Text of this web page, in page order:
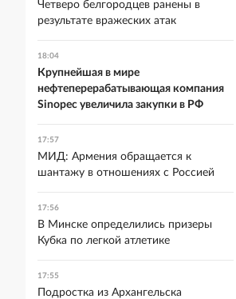
Четверо белгородцев ранены в
результате вражеских атак
18:04
Крупнейшая в мире
нефтеперерабатывающая компания
Sinopec увеличила закупки в РФ
17:57
МИД: Армения обращается к
шантажу в отношениях с Россией
17:56
В Минске определились призеры
Кубка по легкой атлетике
17:55
Подростка из Архангельска